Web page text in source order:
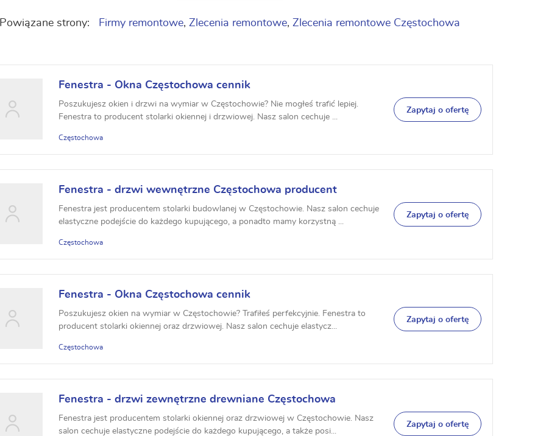
Powiązane strony: Firmy remontowe, Zlecenia remontowe, Zlecenia remontowe Częstochowa
Fenestra - Okna Częstochowa cennik
Poszukujesz okien i drzwi na wymiar w Częstochowie? Nie mogłeś trafić lepiej.
Fenestra to producent stolarki okiennej i drzwiowej. Nasz salon cechuje ...
Częstochowa
Zapytaj o ofertę
Fenestra - drzwi wewnętrzne Częstochowa producent
Fenestra jest producentem stolarki budowlanej w Częstochowie. Nasz salon cechuje
elastyczne podejście do każdego kupującego, a ponadto mamy korzystną ...
Częstochowa
Zapytaj o ofertę
Fenestra - Okna Częstochowa cennik
Poszukujesz okien na wymiar w Częstochowie? Trafiłeś perfekcyjnie. Fenestra to
producent stolarki okiennej oraz drzwiowej. Nasz salon cechuje elastycz...
Częstochowa
Zapytaj o ofertę
Fenestra - drzwi zewnętrzne drewniane Częstochowa
Fenestra jest producentem stolarki okiennej oraz drzwiowej w Częstochowie. Nasz
salon cechuje elastyczne podejście do każdego kupującego, a także posi...
Zapytaj o ofertę